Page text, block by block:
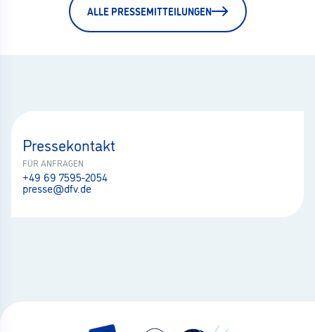
ALLE PRESSEMITTEILUNGEN
Pressekontakt
FÜR ANFRAGEN
+49 69 7595-2054
presse@dfv.de